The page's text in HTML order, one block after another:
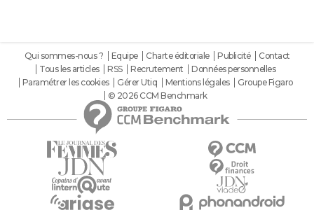
Qui sommes-nous ? Equipe Charte éditoriale Publicité
Contact
Tous les articles
RSS Recrutement
Données personnelles
Paramétrer les cookies
Gérer Utiq Mentions légales
Groupe Figaro
© 2026 CCM Benchmark